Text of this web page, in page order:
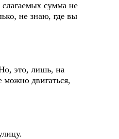
сумма не
не знаю, где вы
это, лишь, на
можно двигаться,